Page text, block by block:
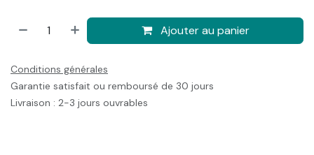
Ajouter au panier
Conditions générales
Garantie satisfait ou remboursé de 30 jours
Livraison : 2-3 jours ouvrables